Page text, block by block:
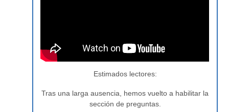
Estimados lectores:
Tras una larga ausencia, hemos vuelto a habilitar la
sección de preguntas.